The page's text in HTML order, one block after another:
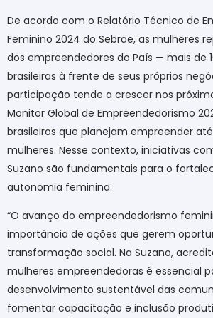
De acordo com o Relatório Técnico de
Feminino 2024 do Sebrae, as mulheres
dos empreendedores do País — mais de
brasileiras à frente de seus próprios
participação tende a crescer nos
Monitor Global de Empreendedorismo
brasileiros que planejam empreender
mulheres. Nesse contexto, iniciativas
Suzano são fundamentais para o
autonomia feminina.
“O avanço do empreendedorismo
importância de ações que gerem
transformação social. Na Suzano,
mulheres empreendedoras é essencial
desenvolvimento sustentável das
fomentar capacitação e inclusão